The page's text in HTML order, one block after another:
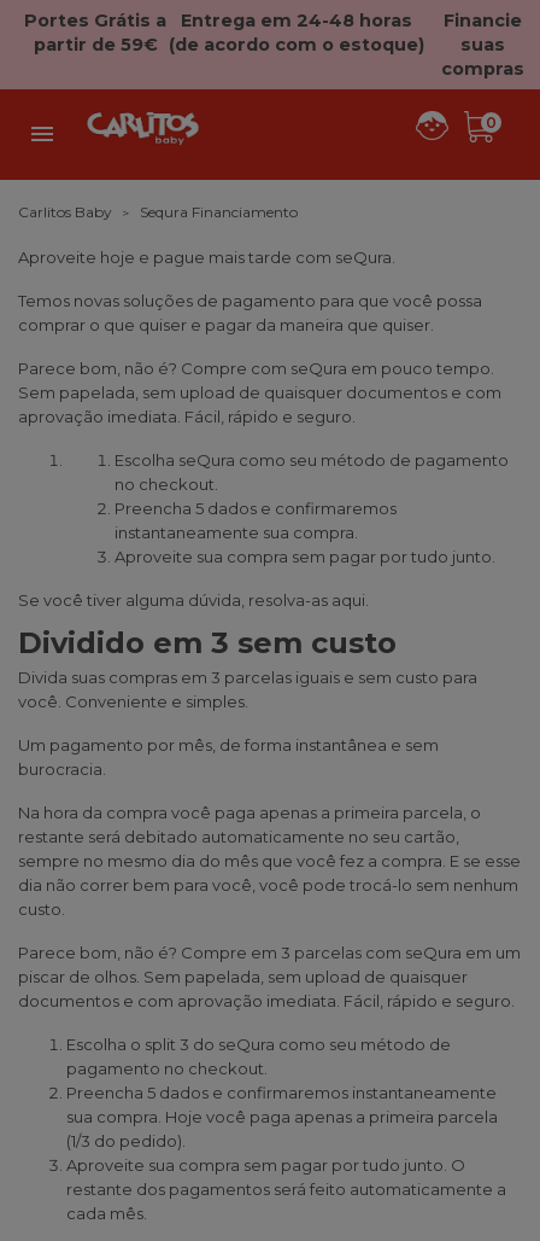
Portes Grátis a
partir de 59€
Entrega em 24-48 horas
(de acordo com o estoque)
Financie
suas
compras
 0
Carlitos Baby Sequra Financiamento
Aproveite hoje e pague mais tarde com seQura.
Temos novas soluções de pagamento para que você possa
comprar o que quiser e pagar da maneira que quiser.
Parece bom, não é? Compre com seQura em pouco tempo.
Sem papelada, sem upload de quaisquer documentos e com
aprovação imediata. Fácil, rápido e seguro.
Escolha seQura como seu método de pagamento
no checkout.
Preencha 5 dados e confirmaremos
instantaneamente sua compra.
Aproveite sua compra sem pagar por tudo junto.
Se você tiver alguma dúvida, resolva-as aqui
Dividido em 3 sem custo
Divida suas compras em 3 parcelas iguais e sem custo para
você. Conveniente e simples.
Um pagamento por mês, de forma instantânea e sem
burocracia.
Na hora da compra você paga apenas a primeira parcela, o
restante será debitado automaticamente no seu cartão,
sempre no mesmo dia do mês que você fez a compra. E se esse
dia não correr bem para você, você pode trocá-lo sem nenhum
custo.
Parece bom, não é? Compre em 3 parcelas com seQura em um
piscar de olhos. Sem papelada, sem upload de quaisquer
documentos e com aprovação imediata. Fácil, rápido e seguro.
Escolha o split 3 do seQura como seu método de
pagamento no checkout.
Preencha 5 dados e confirmaremos instantaneamente
sua compra. Hoje você paga apenas a primeira parcela
(1/3 do pedido).
Aproveite sua compra sem pagar por tudo junto. O
restante dos pagamentos será feito automaticamente a
cada mês.